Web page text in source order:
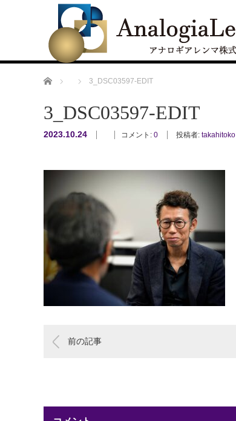
ホーム 3_DSC03597-EDIT
3_DSC03597-EDIT
2023.10.24 コメント: 0 投稿者: takahitoko
前の記事